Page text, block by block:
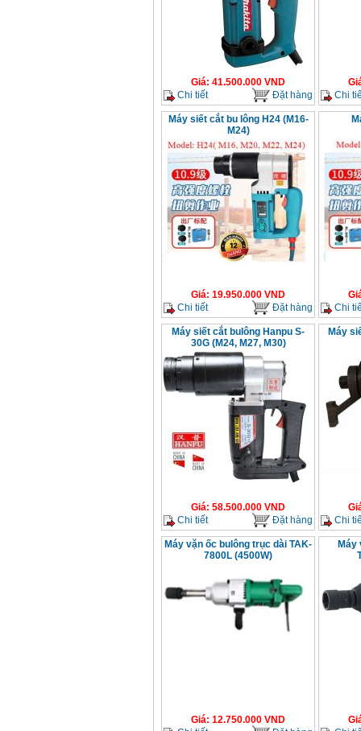
Giá: 41.500.000 VND
Chi tiết
Đặt hàng
Chi
Máy siết cắt bu lông H24 (M16-
M24)
Giá: 19.950.000 VND
Chi tiết
Đặt hàng
Chi
Máy siết cắt bulông Hanpu S-
30G (M24, M27, M30)
Giá: 58.500.000 VND
Chi tiết
Đặt hàng
Máy
Chi
Máy vặn ốc bulông trục dài TAK-
7800L (4500W)
Giá: 12.750.000 VND
Máy